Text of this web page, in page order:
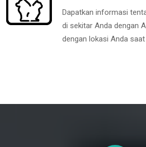
Dapatkan informasi
di sekitar Anda dengan
dengan lokasi Anda saat